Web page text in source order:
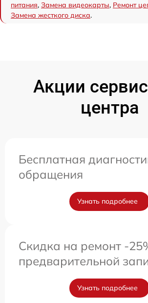
питания, Замена видеокарты, Ремонт
Замена жесткого диска.
Акции
центра
Бесплатная
обращения
Узнать подробнее
Скидка на ремонт -
предварительной
Узнать подробнее